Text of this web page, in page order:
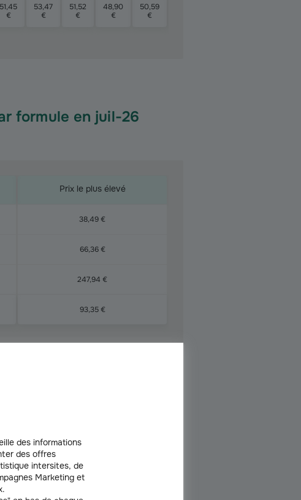
des informations
des offres
intersites, de
Marketing et
51,45
€
53,47
€
51,52
€
48,90
€
50,59
€
formule en juil-26
Prix le plus élevé
38,49 €
66,36 €
247,94 €
93,35 €
pour une CAPTUR
Loire
Bretagne
Paris Val-de-
Loire